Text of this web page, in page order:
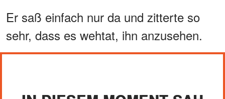
Er saß einfach nur da und zitterte so
sehr, dass es wehtat, ihn anzusehen.